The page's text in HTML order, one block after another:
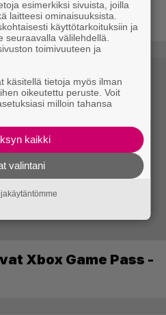
Xbox Game Pass -
esimerkiksi sivuista, joilla
laitteesi ominaisuuksista.
käyttötarkoituksiin ja
seuraavalla välilehdellä.
toimivuuteen ja
käsitellä tietoja myös ilman
oikeutettu peruste. Voit
milloin tahansa
kaikki
valintani